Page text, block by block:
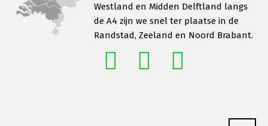
Westland en Midden Delftland langs
de A4 zijn we snel ter plaatse in de
Randstad, Zeeland en Noord Brabant.